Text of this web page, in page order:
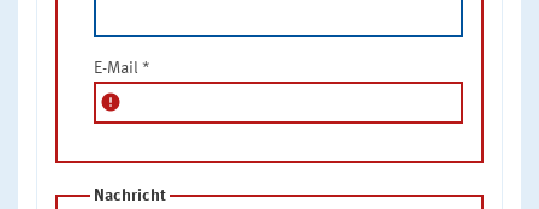
E-Mail *
error
Nachricht